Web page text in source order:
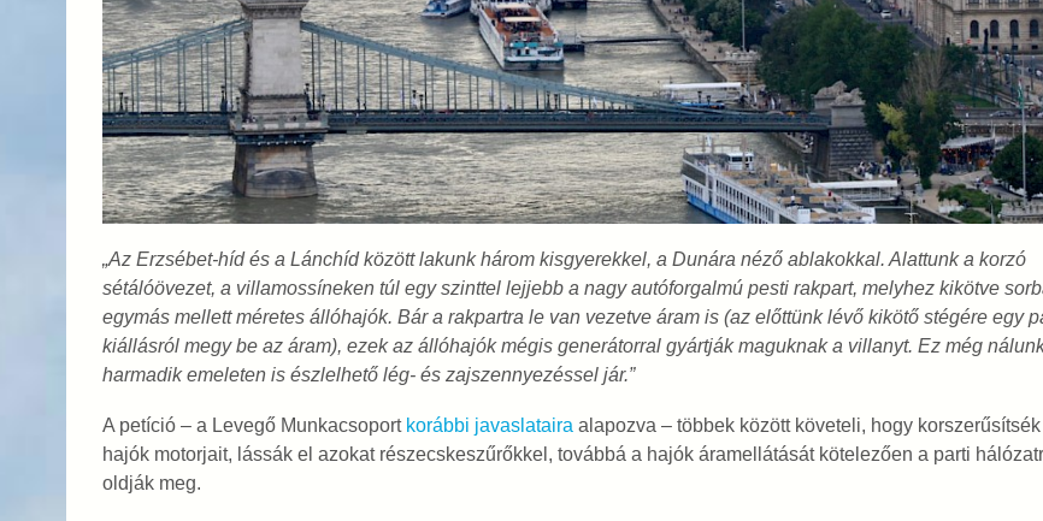
„Az Erzsébet-híd és a Lánchíd között lakunk három kisgyerekkel, a Dunára néző ablakokkal. Alattunk a korzó
sétálóövezet, a villamossíneken túl egy szinttel lejjebb a nagy autóforgalmú pesti rakpart, melyhez kikötve
egymás mellett méretes állóhajók. Bár a rakpartra le van vezetve áram is (az előttünk lévő kikötő stégére egy
kiállásról megy be az áram), ezek az állóhajók mégis generátorral gyártják maguknak a villanyt. Ez még
harmadik emeleten is észlelhető lég- és zajszennyezéssel jár.”
A petíció – a Levegő Munkacsoport korábbi javaslataira alapozva – többek között követeli, hogy korszerűsítsék
hajók motorjait, lássák el azokat részecskeszűrőkkel, továbbá a hajók áramellátását kötelezően a parti
oldják meg.